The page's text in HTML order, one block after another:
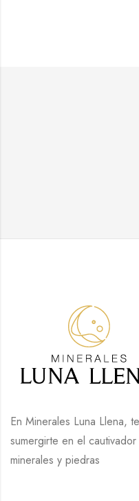
En Minerales Luna Llena,
sumergirte en el
minerales y piedras